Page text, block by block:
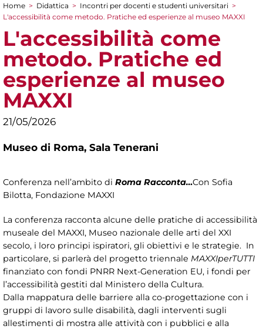
Tu sei qui
Home > Didattica > Incontri per docenti e studenti universitari >
L'accessibilità come metodo. Pratiche ed esperienze al museo MAXXI
L'accessibilità come
metodo. Pratiche ed
esperienze al museo
MAXXI
21/05/2026
Museo di Roma, Sala Tenerani
Conferenza nell’ambito di Roma Racconta…Con Sofia
Bilotta, Fondazione MAXXI
La conferenza racconta alcune delle pratiche di accessibilità
museale del MAXXI, Museo nazionale delle arti del XXI
secolo, i loro principi ispiratori, gli obiettivi e le strategie. In
particolare, si parlerà del progetto triennale MAXXIperTUTTI
finanziato con fondi PNRR Next-Generation EU, i fondi per
l’accessibilità gestiti dal Ministero della Cultura.
Dalla mappatura delle barriere alla co-progettazione con i
gruppi di lavoro sulle disabilità, dagli interventi sugli
allestimenti di mostra alle attività con i pubblici e alla